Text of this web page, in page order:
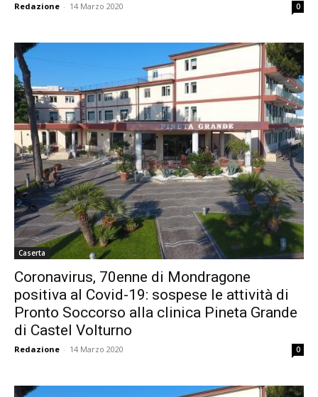
Redazione - 14 Marzo 2020 0
Caserta
Coronavirus, 70enne di Mondragone
positiva al Covid-19: sospese le attività di
Pronto Soccorso alla clinica Pineta Grande
di Castel Volturno
Redazione - 14 Marzo 2020 0